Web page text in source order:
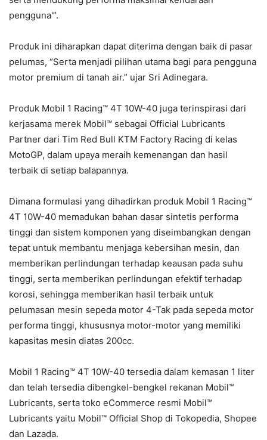
pengguna'”.
Produk ini diharapkan dapat diterima dengan baik di pasar
pelumas, “Serta menjadi pilihan utama bagi para pengguna
motor premium di tanah air.” ujar Sri Adinegara.
Produk Mobil 1 Racing™ 4T 10W-40 juga terinspirasi dari
kerjasama merek Mobil™ sebagai Official Lubricants
Partner dari Tim Red Bull KTM Factory Racing di kelas
MotoGP, dalam upaya meraih kemenangan dan hasil
terbaik di setiap balapannya.
Dimana formulasi yang dihadirkan produk Mobil 1 Racing™
4T 10W-40 memadukan bahan dasar sintetis performa
tinggi dan sistem komponen yang diseimbangkan dengan
tepat untuk membantu menjaga kebersihan mesin, dan
memberikan perlindungan terhadap keausan pada suhu
tinggi, serta memberikan perlindungan efektif terhadap
korosi, sehingga memberikan hasil terbaik untuk
pelumasan mesin sepeda motor 4-Tak pada sepeda motor
performa tinggi, khususnya motor-motor yang memiliki
kapasitas mesin diatas 200cc.
Mobil 1 Racing™ 4T 10W-40 tersedia dalam kemasan 1 liter
dan telah tersedia dibengkel-bengkel rekanan Mobil™
Lubricants, serta toko eCommerce resmi Mobil™
Lubricants yaitu Mobil™ Official Shop di Tokopedia, Shopee
dan Lazada.